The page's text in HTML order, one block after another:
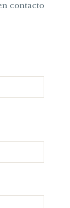
contacto